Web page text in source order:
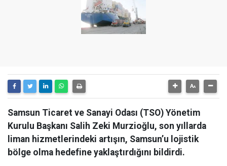
Samsun Ticaret ve Sanayi Odası (TSO) Yönetim
Kurulu Başkanı Salih Zeki Murzioğlu, son yıllarda
liman hizmetlerindeki artışın, Samsun’u lojistik
bölge olma hedefine yaklaştırdığını bildirdi.